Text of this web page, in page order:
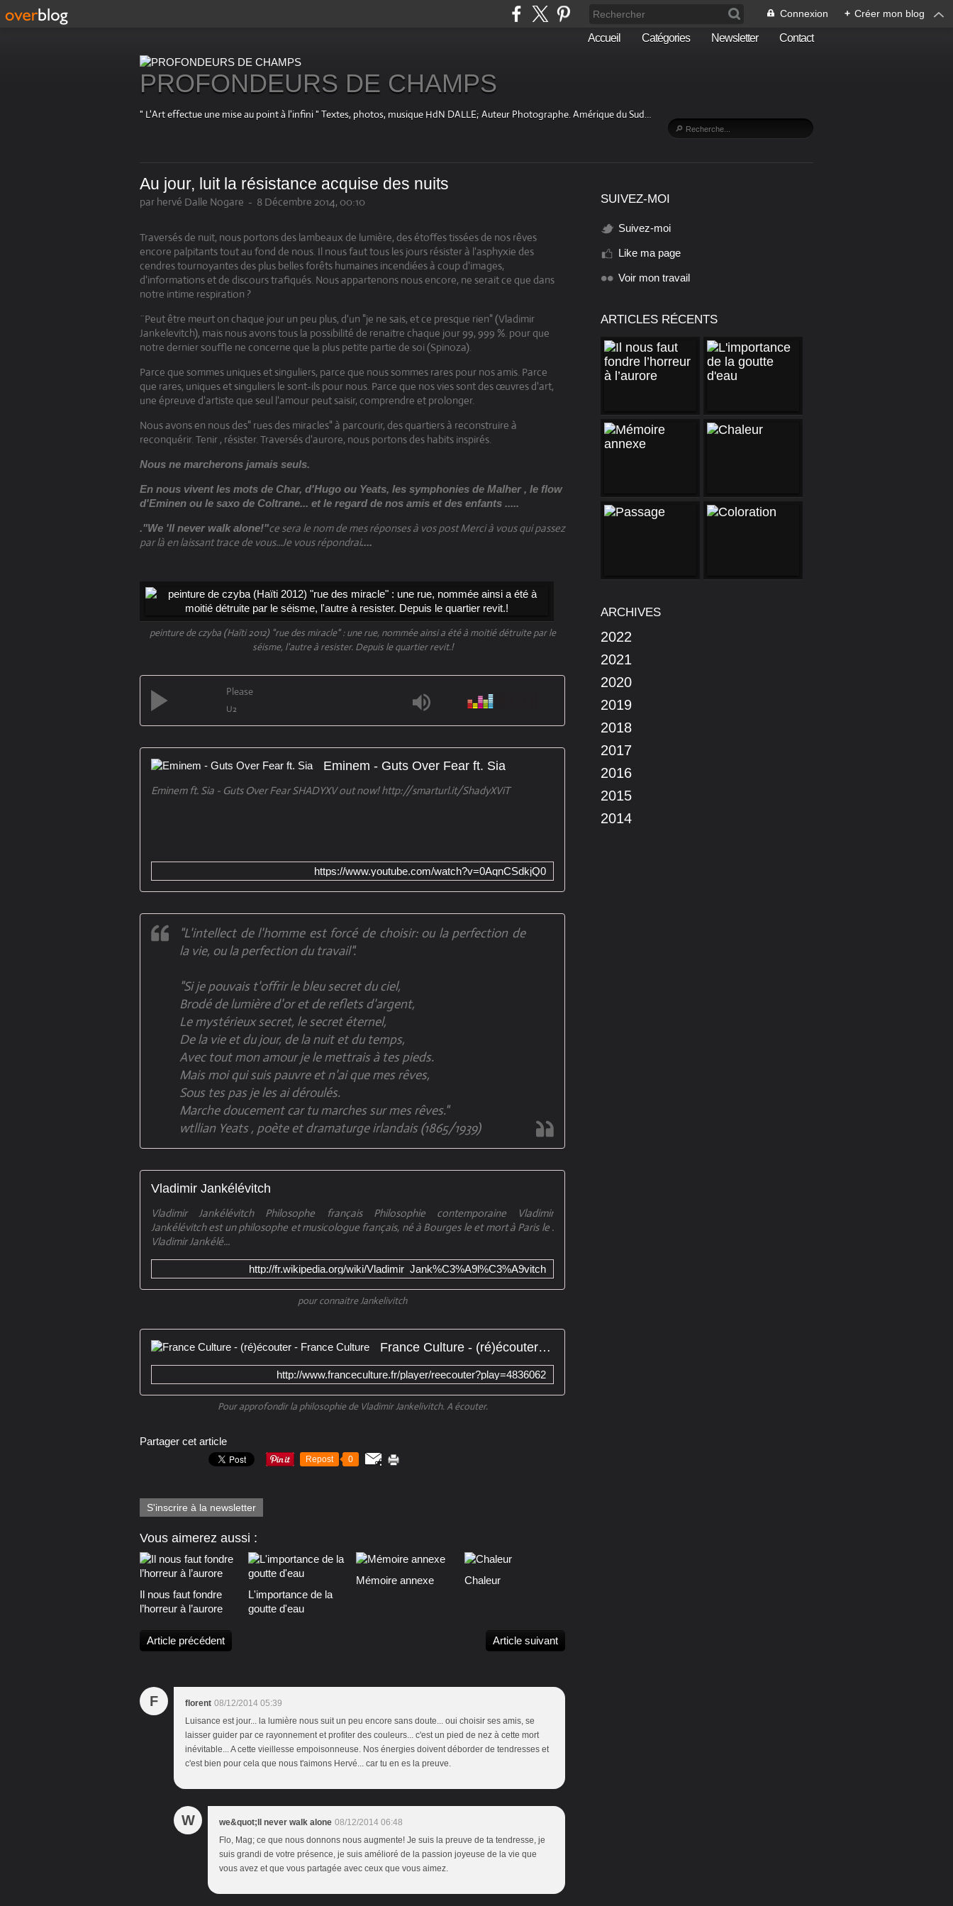
Connexion + Créer mon blog
Accueil Catégories Newsletter Contact
PROFONDEURS DE CHAMPS
" L'Art effectue une mise au point à l'infini " Textes, photos, musique HdN DALLE; Auteur Photographe. Amérique du Sud…
Au jour, luit la résistance acquise des nuits
par hervé Dalle Nogare - 8 Décembre 2014, 00:10
Traversés de nuit, nous portons des lambeaux de lumière, des étoffes tissées de nos rêves
encore palpitants tout au fond de nous. Il nous faut tous les jours résister à l'asphyxie des
cendres tournoyantes des plus belles forêts humaines incendiées à coup d'images,
d'informations et de discours trafiqués. Nous appartenons nous encore, ne serait ce que dans
notre intime respiration ?
¨Peut être meurt on chaque jour un peu plus, d'un "je ne sais, et ce presque rien" (Vladimir
Jankelevitch), mais nous avons tous la possibilité de renaitre chaque jour 99, 999 %. pour que
notre dernier souffle ne concerne que la plus petite partie de soi (Spinoza).
Parce que sommes uniques et singuliers, parce que nous sommes rares pour nos amis. Parce
que rares, uniques et singuliers le sont-ils pour nous. Parce que nos vies sont des œuvres d'art,
une épreuve d'artiste que seul l'amour peut saisir, comprendre et prolonger.
Nous avons en nous des" rues des miracles" à parcourir, des quartiers à reconstruire à
reconquérir. Tenir , résister. Traversés d'aurore, nous portons des habits inspirés.
Nous ne marcherons jamais seuls.
En nous vivent les mots de Char, d'Hugo ou Yeats, les symphonies de Malher , le flow
d'Eminen ou le saxo de Coltrane... et le regard de nos amis et des enfants .....
."We 'll never walk alone!"ce sera le nom de mes réponses à vos post Merci à vous qui passez
par là en laissant trace de vous...Je vous répondrai....
peinture de czyba (Haïti 2012) "rue des miracle" : une rue, nommée ainsi a été à moitié détruite par le
séisme, l'autre à resister. Depuis le quartier revit.!
Please
U2
Eminem - Guts Over Fear ft. Sia
Eminem ft. Sia - Guts Over Fear SHADYXV out now! http://smarturl.it/ShadyXViT
https://www.youtube.com/watch?v=0AqnCSdkjQ0
"L'intellect de l'homme est forcé de choisir: ou la perfection de
la vie, ou la perfection du travail".
"Si je pouvais t'offrir le bleu secret du ciel,
Brodé de lumière d'or et de reflets d'argent,
Le mystérieux secret, le secret éternel,
De la vie et du jour, de la nuit et du temps,
Avec tout mon amour je le mettrais à tes pieds.
Mais moi qui suis pauvre et n'ai que mes rêves,
Sous tes pas je les ai déroulés.
Marche doucement car tu marches sur mes rêves."
wtllian Yeats , poète et dramaturge irlandais (1865/1939)
Vladimir Jankélévitch
Vladimir Jankélévitch Philosophe français Philosophie contemporaine Vladimir
Jankélévitch est un philosophe et musicologue français, né à Bourges le et mort à Paris le .
Vladimir Jankélé...
http://fr.wikipedia.org/wiki/Vladimir_Jank%C3%A9l%C3%A9vitch
pour connaitre Jankelivitch
France Culture - (ré)écouter - France Culture
http://www.franceculture.fr/player/reecouter?play=4836062
Pour approfondir la philosophie de Vladimir Jankelivitch. A écouter.
Partager cet article
Repost 0
S'inscrire à la newsletter
Vous aimerez aussi :
Il nous faut fondre
l’horreur à l’aurore
L'importance de la
goutte d'eau
Mémoire annexe Chaleur
Article précédent Article suivant
F florent 08/12/2014 05:39
Luisance est jour... la lumière nous suit un peu encore sans doute... oui choisir ses amis, se
laisser guider par ce rayonnement et profiter des couleurs... c'est un pied de nez à cette mort
inévitable... A cette vieillesse empoisonneuse. Nos énergies doivent déborder de tendresses et
c'est bien pour cela que nous t'aimons Hervé... car tu en es la preuve.
W we&quot;ll never walk alone 08/12/2014 06:48
Flo, Mag; ce que nous donnons nous augmente! Je suis la preuve de ta tendresse, je
suis grandi de votre présence, je suis amélioré de la passion joyeuse de la vie que
vous avez et que vous partagée avec ceux que vous aimez.
SUIVEZ-MOI
Suivez-moi
Like ma page
Voir mon travail
ARTICLES RÉCENTS
ARCHIVES
2022
2021
2020
2019
2018
2017
2016
2015
2014